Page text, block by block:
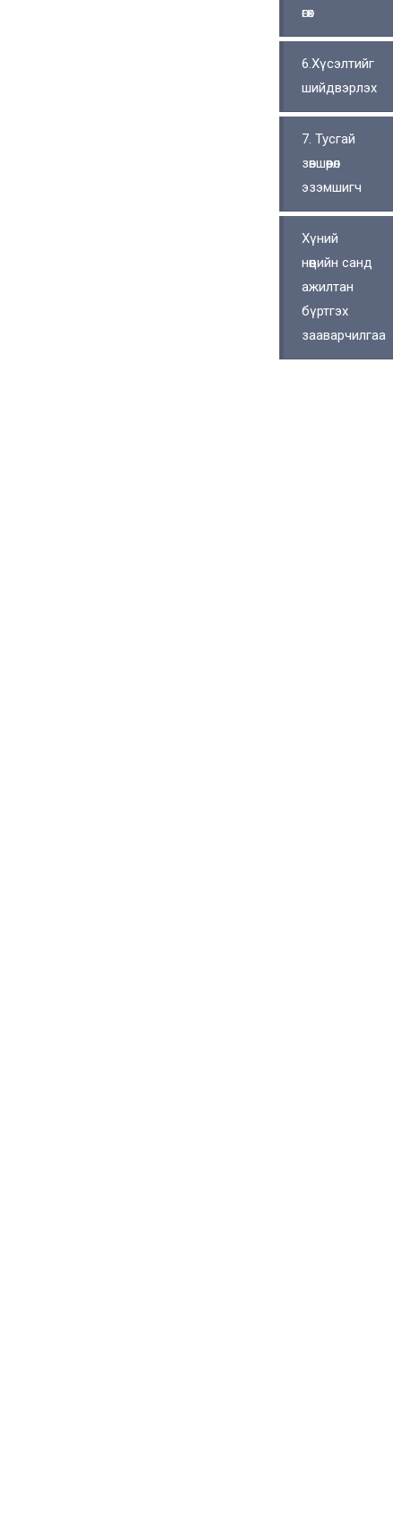
өгөх
6.Хүсэлтийг
шийдвэрлэх
7. Тусгай
зөвшөөрөл
эзэмшигч
Хүний
нөөцийн санд
ажилтан
бүртгэх
зааварчилгаа